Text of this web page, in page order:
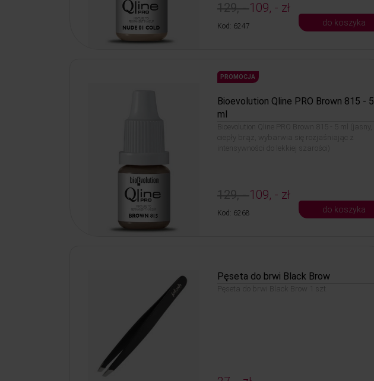
129, -109, - zł
Kod: 6247 do koszyka
PROMOCJA
Bioevolution Qline PRO Brown 815 - 5
ml
Bioevolution Qline PRO Brown 815 - 5 ml (jasny,
ciepły brąz, wybarwia się rozjaśniając z
intensywności do lekkiej szarości)
129, -109, - zł
Kod: 6268 do koszyka
Pęseta do brwi Black Brow
Pęseta do brwi Black Brow 1 szt.